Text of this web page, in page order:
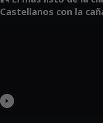
Castellanos con la